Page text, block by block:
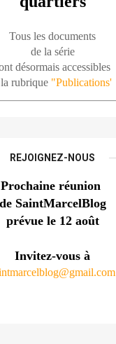
Tous les documents
de la série
désormais accessibles
rubrique "Publications'
REJOIGNEZ-NOUS
Prochaine réunion
de SaintMarcelBlog
prévue le 12 août
Invitez-vous à